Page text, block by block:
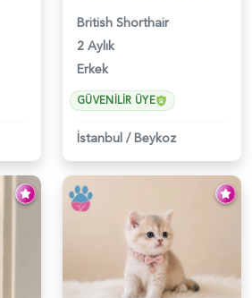
British Shorthair
2 Aylık
Erkek
GÜVENILIR ÜYE
İstanbul /Beykoz